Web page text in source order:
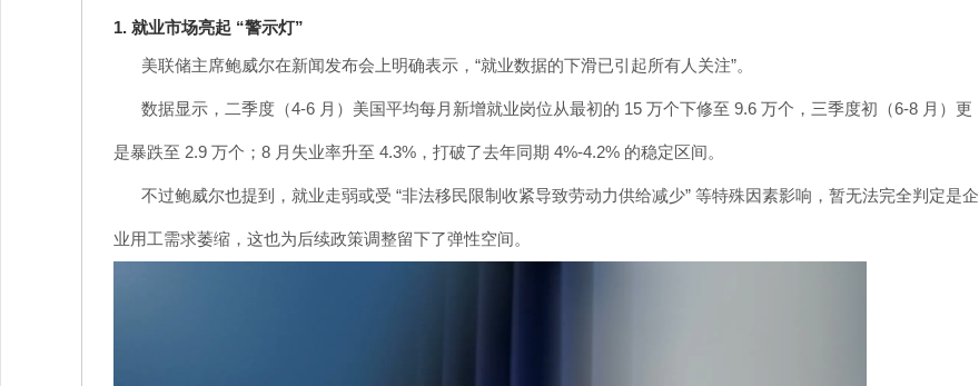
1. 就业市场亮起 “警示灯”
美联储主席鲍威尔在新闻发布会上明确表示，“就业数据的下滑已引起所有人关注”。
数据显示，二季度（4-6 月）美国平均每月新增就业岗位从最初的 15 万个下修至 9.6 万个，三季度初（6-8 月）更
是暴跌至 2.9 万个；8 月失业率升至 4.3%，打破了去年同期 4%-4.2% 的稳定区间。
不过鲍威尔也提到，就业走弱或受 “非法移民限制收紧导致劳动力供给减少” 等特殊因素影响，暂无法完全判定是企
业用工需求萎缩，这也为后续政策调整留下了弹性空间。